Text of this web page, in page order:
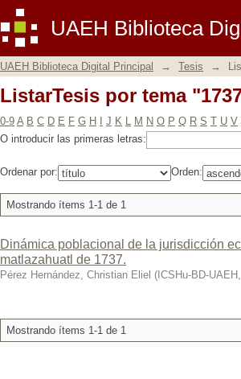
UAEH Biblioteca
ListarTesis por tema "1737"
UAEH Biblioteca Digital Principal → Tesis →
ListarTesis por tema
0-9 A B C D E F G H J K L M N O P Q R S T U V
O introducir las primeras letras:
Ordenar por: Orden:
Mostrando ítems 1-1 de 1
Dinámica poblacional de la jurisdicción
matlazahuatl de 1737.
Pérez Hernández, Christian Eliel ( ICSHu-BD-UAEH ,
Mostrando ítems 1-1 de 1